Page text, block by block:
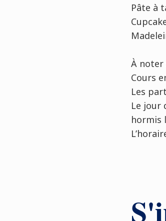
Pâte à
Ànoter
Cours
Les
Le jour
hormis